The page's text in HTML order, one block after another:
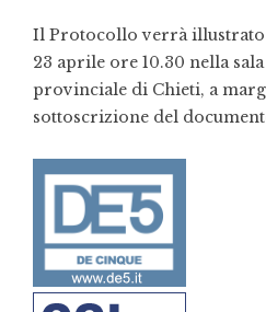
Il Protocollo verrà
23 aprile ore 10.30 nella
provinciale di Chieti, a
sottoscrizione del